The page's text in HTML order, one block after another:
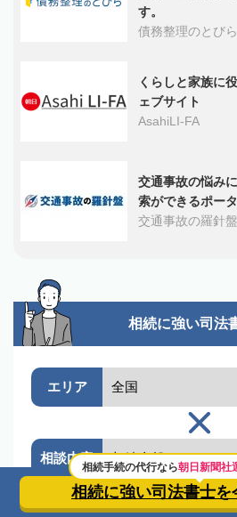
す。
債務整理のとびら
くらしと家族に
ェブサイト
AsahiLI-FA
交通事故の悩み
索ができるポー
交通事故の羅針盤
相続に強い司法
エリア
相談内容
朝日新聞社運営の
相続手続の代行なら朝日新聞社
相続に強い司法書士を